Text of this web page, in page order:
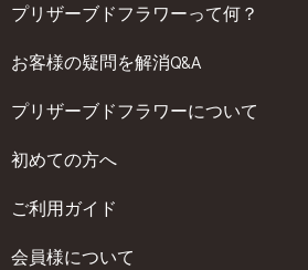
プリザーブドフラワーって何？
お客様の疑問を解消Q&A
プリザーブドフラワーについて
初めての方へ
ご利用ガイド
会員様について